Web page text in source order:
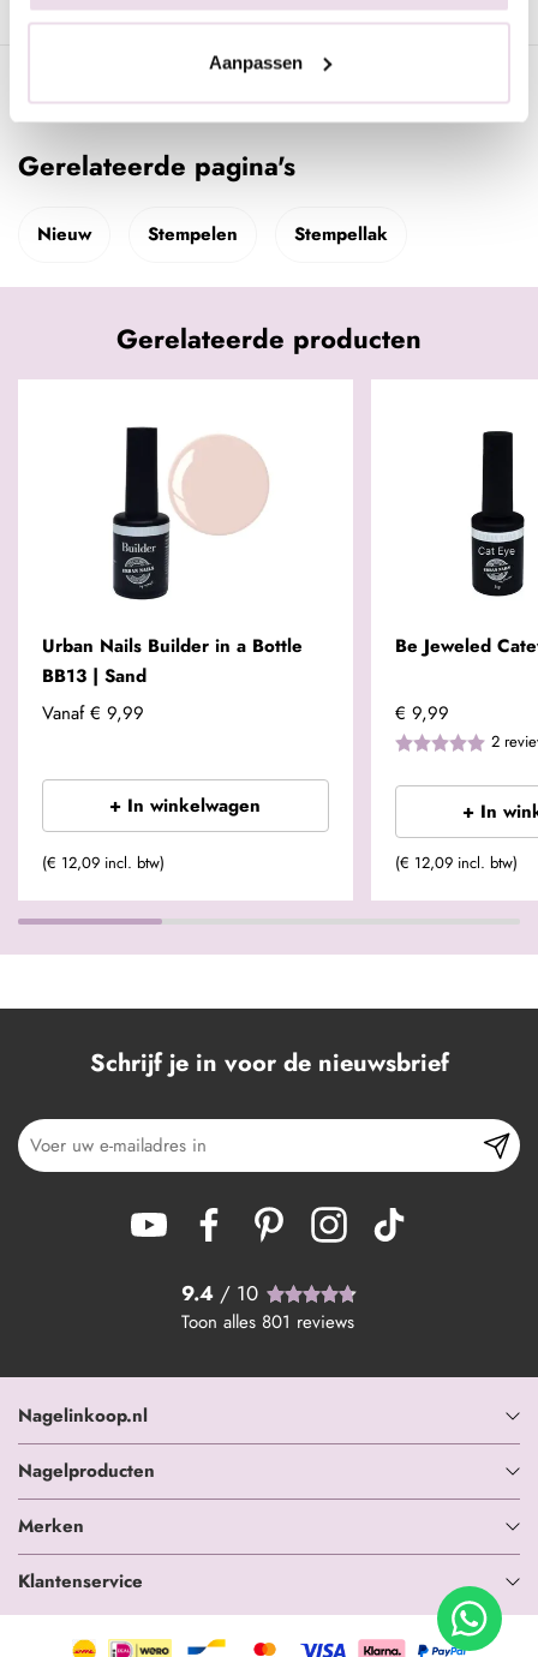
Aanpassen
+ + In winkelwagen
bijvoorbeeld de Next Topgel
Gerelateerde pagina's
Nieuw Stempelen Stempellak
Gerelateerde producten
Urban Nails Builder in a Bottle
BB13 | Sand
Vanaf € 9,99
+ In winkelwagen
(€ 12,09 incl. btw)
Be Jeweled
€ 9,99
2
+ In
(€ 12,09 incl. btw)
Schrijf je in voor de nieuwsbrief
9.4 / 10
Toon alles 801 reviews
Nagelinkoop.nl
Nagelproducten
Merken
Klantenservice